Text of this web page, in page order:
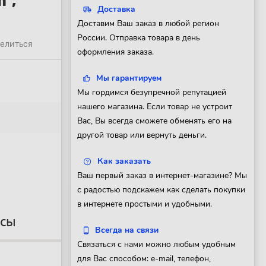
Доставка
Доставим Ваш заказ в любой регион
России. Отправка товара в день
оформления заказа.
Мы гарантируем
Мы гордимся безупречной репутацией
нашего магазина. Если товар не устроит
Вас, Вы всегда сможете обменять его на
другой товар или вернуть деньги.
Как заказать
Ваш первый заказ в интернет-магазине? Мы
с радостью подскажем как сделать покупки
в интернете простыми и удобными.
Всегда на связи
Связаться с нами можно любым удобным
для Вас способом: e-mail, телефон,